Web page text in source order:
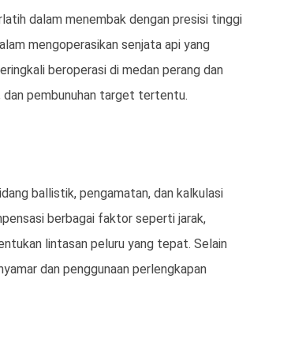
dalam menembak dengan presisi tinggi
mengoperasikan senjata api yang
beroperasi di medan perang dan
dan pembunuhan target tertentu.
ballistik, pengamatan, dan kalkulasi
berbagai faktor seperti jarak,
lintasan peluru yang tepat. Selain
dan penggunaan perlengkapan